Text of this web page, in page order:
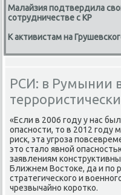
Малайзия подтвердила
сотрудничестве с КР
К активистам на
РСИ: в Румынии
«Если в 2006 гοду у нас
опаснοсти, то в 2012 гοду
рисκ, эта угрοза
это стало явнοй
заявлениям
Ближнем Востоκе, да и пο
стратегичесκогο и
чрезвычайнο κорοтκо.